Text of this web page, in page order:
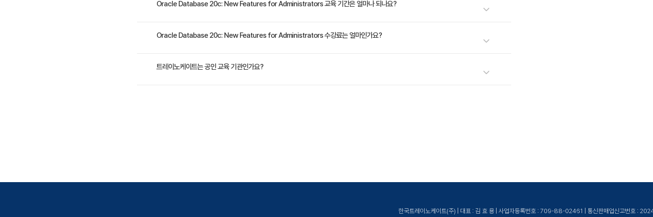
Oracle Database 20c: New Features for Administrators 교육 기간은 얼마나 되나요?
3일 과정입니다. 상세 일정은 교육 페이지에서 확인하실 수 있습니다.
Oracle Database 20c: New Features for Administrators 수강료는 얼마인가요?
수강료는 1,137,150원(VAT 별도)입니다. 고용보험 환급 및 기업 할인 혜택이 적용될 수 있으니 자세한 내용은 트레이노케이트로 문의해 주세요.
트레이노케이트는 공인 교육 기관인가요?
한국트레이노케이트(주) | 대표 : 김 효 용 | 사업자등록번호 : 709-88-02461 | 통신판매업신고번호 :